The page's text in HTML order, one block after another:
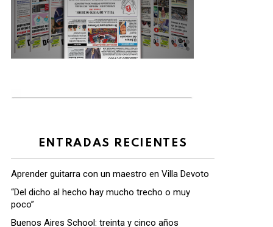
ENTRADAS RECIENTES
Aprender guitarra con un maestro en Villa Devoto
“Del dicho al hecho hay mucho trecho o muy
poco”
Buenos Aires School: treinta y cinco años